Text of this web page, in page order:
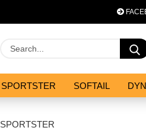
SPORTSTER SOFTAIL
SPORTSTER